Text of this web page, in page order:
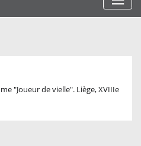
"Joueur de vielle". Liège, XVIIIe